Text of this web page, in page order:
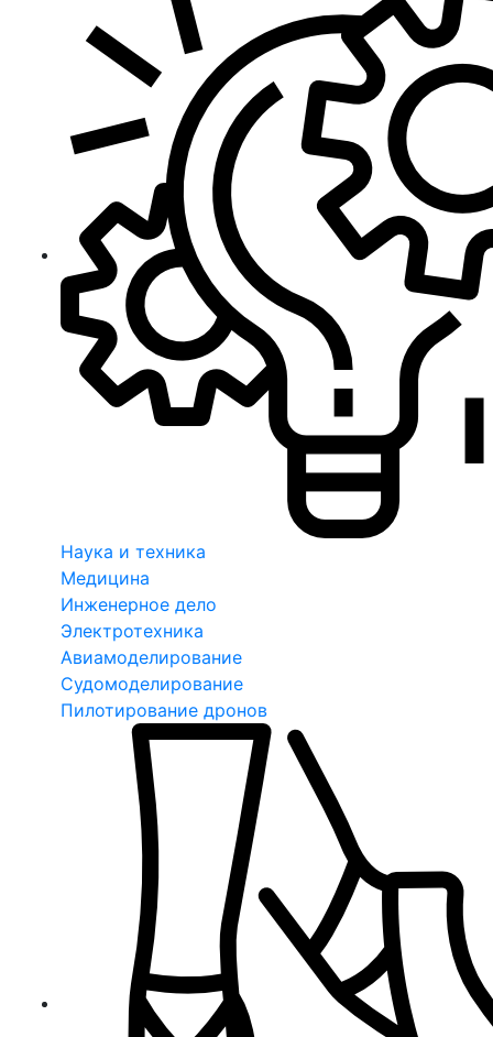
Наука и техника
Медицина
Инженерное дело
Электротехника
Авиамоделирование
Судомоделирование
Пилотирование дронов